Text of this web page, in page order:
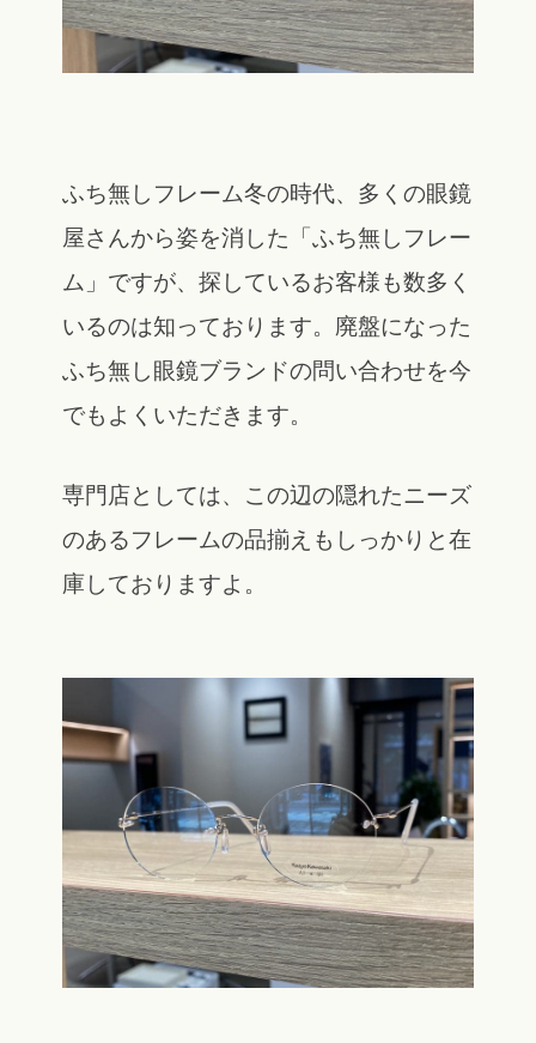
ふち無しフレーム冬の時代、多くの眼鏡
屋さんから姿を消した「ふち無しフレー
ム」ですが、探しているお客様も数多く
いるのは知っております。廃盤になった
ふち無し眼鏡ブランドの問い合わせを今
でもよくいただきます。
専門店としては、この辺の隠れたニーズ
のあるフレームの品揃えもしっかりと在
庫しておりますよ。